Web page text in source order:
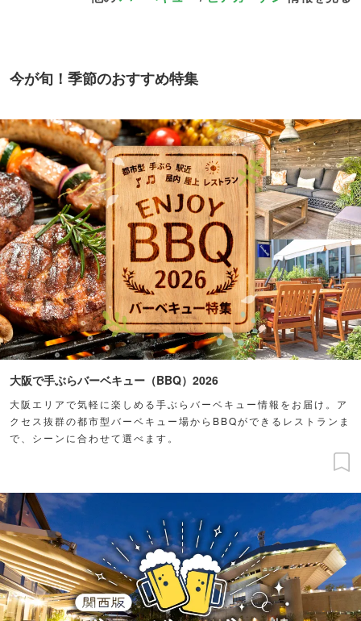
今が旬！季節のおすすめ特集
大阪で手ぶらバーベキュー（BBQ）2026
大阪エリアで気軽に楽しめる手ぶらバーベキュー情報をお届け。ア
クセス抜群の都市型バーベキュー場からBBQができるレストランま
で、シーンに合わせて選べます。